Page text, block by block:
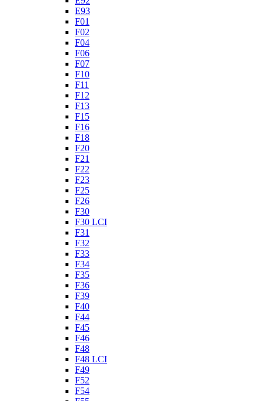
E93
F01
F02
F04
F06
F07
F10
F11
F12
F13
F15
F16
F18
F20
F21
F22
F23
F25
F26
F30
F30 LCI
F31
F32
F33
F34
F35
F36
F39
F40
F44
F45
F46
F48
F48 LCI
F49
F52
F54